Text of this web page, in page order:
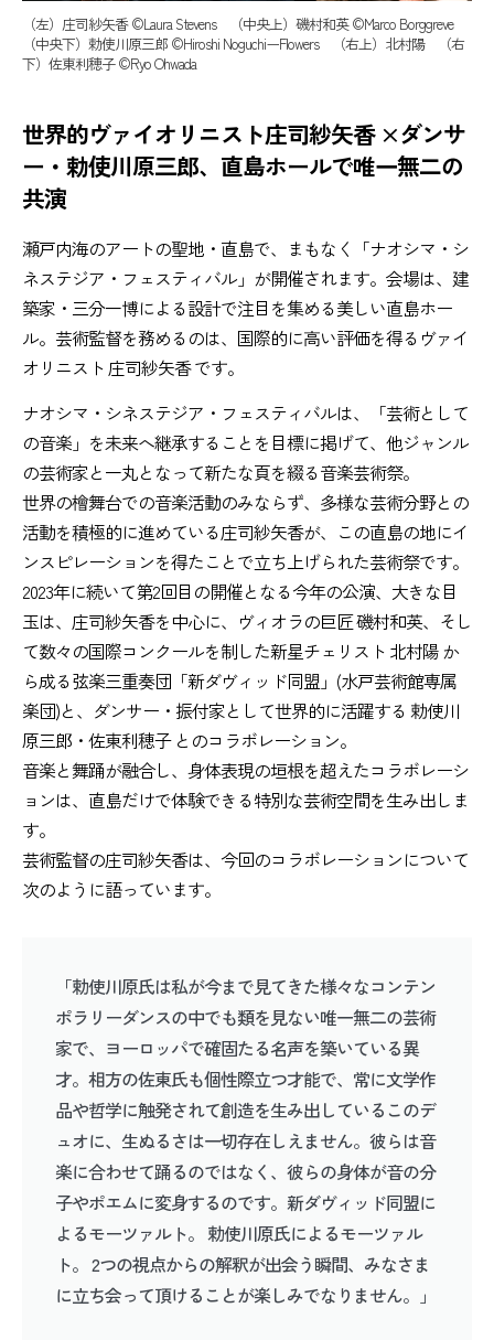
（左）庄司紗矢香 ©Laura Stevens （中央上）磯村和英 ©Marco Borggreve
（中央下）勅使川原三郎 ©Hiroshi NoguchiーFlowers （右上）北村陽 （右
下）佐東利穂子 ©Ryo Ohwada
世界的ヴァイオリニスト庄司紗矢香 ×ダンサ
ー・勅使川原三郎、直島ホールで唯一無二の
共演
瀬戸内海のアートの聖地・直島で、まもなく「ナオシマ・シ
ネステジア・フェスティバル」が開催されます。会場は、建
築家・三分一博による設計で注目を集める美しい直島ホー
ル。芸術監督を務めるのは、国際的に高い評価を得るヴァイ
オリニスト 庄司紗矢香 です。
ナオシマ・シネステジア・フェスティバルは、「芸術として
の音楽」を未来へ継承することを目標に掲げて、他ジャンル
の芸術家と一丸となって新たな頁を綴る音楽芸術祭。
世界の檜舞台での音楽活動のみならず、多様な芸術分野との
活動を積極的に進めている庄司紗矢香が、この直島の地にイ
ンスピレーションを得たことで立ち上げられた芸術祭です。
2023年に続いて第2回目の開催となる今年の公演、大きな目
玉は、庄司紗矢香を中心に、ヴィオラの巨匠 磯村和英、そし
て数々の国際コンクールを制した新星チェリスト 北村陽 か
ら成る弦楽三重奏団「新ダヴィッド同盟」(水戸芸術館専属
楽団)と、ダンサー・振付家として世界的に活躍する 勅使川
原三郎・佐東利穂子 とのコラボレーション。
音楽と舞踊が融合し、身体表現の垣根を超えたコラボレーシ
ョンは、直島だけで体験できる特別な芸術空間を生み出しま
す。
芸術監督の庄司紗矢香は、今回のコラボレーションについて
次のように語っています。
「勅使川原氏は私が今まで見てきた様々なコンテン
ポラリーダンスの中でも類を見ない唯一無二の芸術
家で、ヨーロッパで確固たる名声を築いている異
才。相方の佐東氏も個性際立つ才能で、常に文学作
品や哲学に触発されて創造を生み出しているこのデ
ュオに、生ぬるさは一切存在しえません。彼らは音
楽に合わせて踊るのではなく、彼らの身体が音の分
子やポエムに変身するのです。新ダヴィッド同盟に
よるモーツァルト。 勅使川原氏によるモーツァル
ト。 2つの視点からの解釈が出会う瞬間、みなさま
に立ち会って頂けることが楽しみでなりません。」